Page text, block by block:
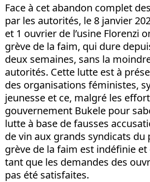
Face à cet abandon complet
par les autorités, le 8 janvier
et 1 ouvrier de l’usine Florenzi
grève de la faim, qui dure
deux semaines, sans la
autorités. Cette lutte est à
des organisations féministes,
jeunesse et ce, malgré les
gouvernement Bukele pour
lutte à base de fausses
de vin aux grands syndicats du
grève de la faim est indéfinie
tant que les demandes des
pas été satisfaites.